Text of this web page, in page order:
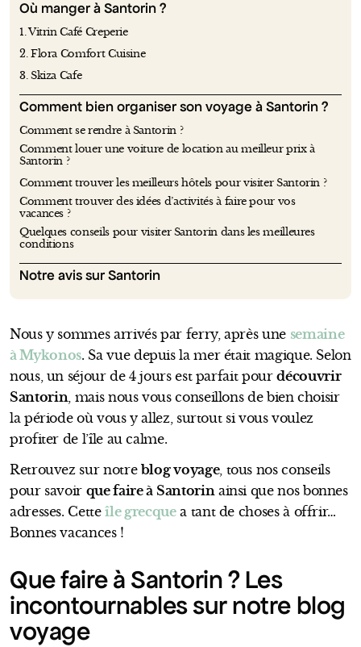
Où manger à Santorin ?
1. Vitrin Café Creperie
2. Flora Comfort Cuisine
3. Skiza Cafe
Comment bien organiser son voyage à Santorin ?
Comment se rendre à Santorin ?
Comment louer une voiture de location au meilleur prix à
Santorin ?
Comment trouver les meilleurs hôtels pour visiter Santorin ?
Comment trouver des idées d’activités à faire pour vos
vacances ?
Quelques conseils pour visiter Santorin dans les meilleures
conditions
Notre avis sur Santorin
Nous y sommes arrivés par ferry, après une semaine
à Mykonos. Sa vue depuis la mer était magique. Selon
nous, un séjour de 4 jours est parfait pourdécouvrir
Santorin, mais nous vous conseillons de bien choisir
la période où vous y allez, surtout si vous voulez
profiter de l’île au calme.
Retrouvez sur notre blog voyage, tous nos conseils
pour savoir que faire à Santorinainsi que nos bonnes
adresses. Cetteîle grecquea tant de choses à offrir…
Bonnes vacances !
Que faire à Santorin ? Les
incontournables sur notre blog
voyage